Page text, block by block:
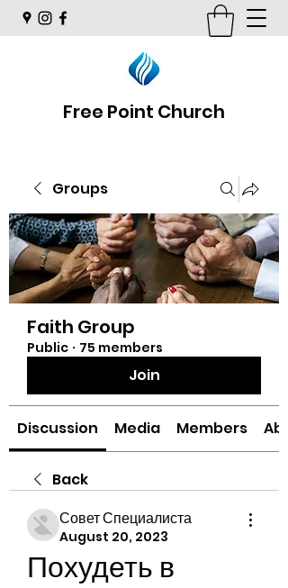
Free Point Church
Groups
Faith Group
Public · 75 members
Join
Discussion Media Members
Back
Совет Специалиста
August 20, 2023
Похудеть в